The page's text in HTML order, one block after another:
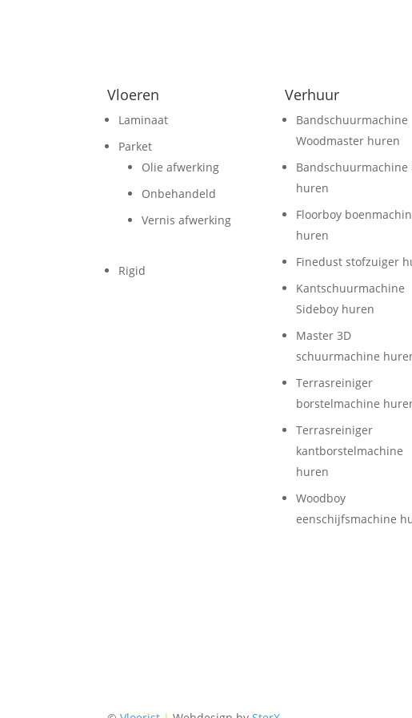
Vloeren
Laminaat
Parket
Olie afwerking
Onbehandeld
Vernis afwerking
Rigid
Verhuur
Bandschuurmachine
Woodmaster huren
Bandschuurmachine
huren
Floorboy
huren
Finedust stofzuiger
Kantschuurmachine
Sideboy huren
Master 3D
schuurmachine
Terrasreiniger
borstelmachine
Terrasreiniger
kantborstelmachine
huren
Woodboy
eenschijfsmachine